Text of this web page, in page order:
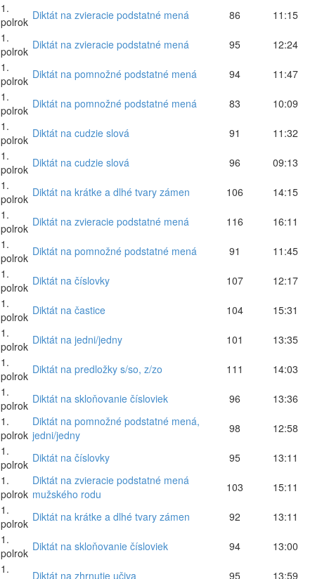
1.
polrok Diktát na zvieracie podstatné mená 86
11:15
1.
polrok Diktát na zvieracie podstatné mená 95
12:24
1.
polrok Diktát na pomnožné podstatné mená 94
11:47
1.
polrok Diktát na pomnožné podstatné mená 83
10:09
1.
polrok Diktát na cudzie slová 91
11:32
1.
polrok Diktát na cudzie slová 96
09:13
1.
polrok Diktát na krátke a dlhé tvary zámen 106
14:15
1.
polrok Diktát na zvieracie podstatné mená 116
16:11
1.
polrok Diktát na pomnožné podstatné mená 91
11:45
1.
polrok Diktát na číslovky 107
12:17
1.
polrok Diktát na častice 104
15:31
1.
polrok Diktát na jedni/jedny 101
13:35
1.
polrok Diktát na predložky s/so, z/zo 111
14:03
1.
polrok Diktát na skloňovanie čísloviek 96
13:36
1.
polrok
Diktát na pomnožné podstatné mená,
jedni/jedny
98
12:58
1.
polrok Diktát na číslovky 95
13:11
1.
polrok
Diktát na zvieracie podstatné mená
mužského rodu
103
15:11
1.
polrok Diktát na krátke a dlhé tvary zámen 92
13:11
1.
polrok Diktát na skloňovanie čísloviek 94
13:00
1.
Diktát na zhrnutie učiva 95 13:59